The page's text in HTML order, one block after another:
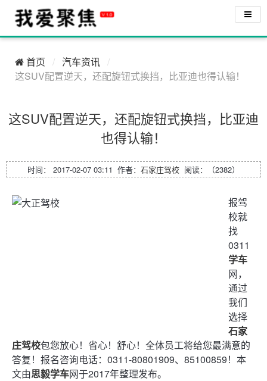
首页
汽车资讯
这SUV配置逆天，还配旋钮式换挡，比亚迪也得认输！
这SUV配置逆天，还配旋钮式换挡，比亚迪
也得认输！
时间： 2017-02-07 03:11 作者： 石家庄驾校 阅读：（2382）
报驾
校就
找
0311
学车
网，
通过
我们
选择
石家
庄驾校包您放心！省心！舒心！全体员工将给您最满意的
答复！报名咨询电话：0311-80801909、85100859！本
文由思毅学车网于2017年整理发布。